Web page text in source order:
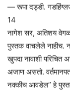
— रूपा दड्डी.
14
नागेश सर, अतिशय
पुस्तक वाचलेले नाहीच.
खुपदा नावाशी परिचित
अजाण असतो.
नक्कीच आवडेल” हे